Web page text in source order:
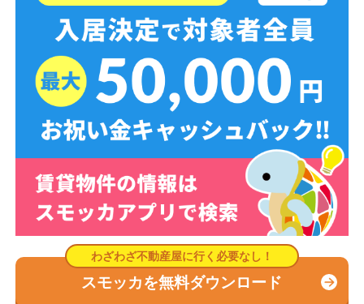
スモッカを無料ダウンロード